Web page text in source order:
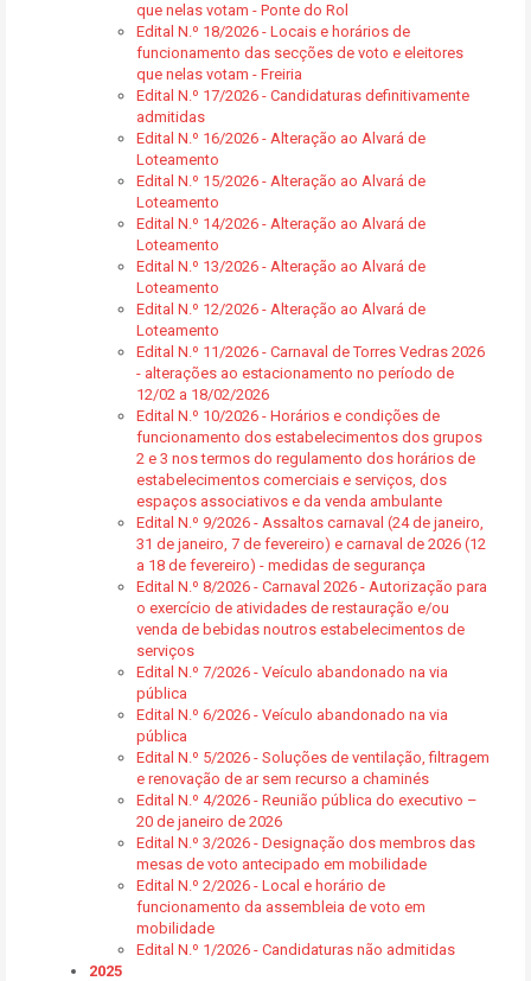
que nelas votam - Ponte do Rol
Edital N.º 18/2026 - Locais e horários de
funcionamento das secções de voto e eleitores
que nelas votam - Freiria
Edital N.º 17/2026 - Candidaturas definitivamente
admitidas
Edital N.º 16/2026 - Alteração ao Alvará de
Loteamento
Edital N.º 15/2026 - Alteração ao Alvará de
Loteamento
Edital N.º 14/2026 - Alteração ao Alvará de
Loteamento
Edital N.º 13/2026 - Alteração ao Alvará de
Loteamento
Edital N.º 12/2026 - Alteração ao Alvará de
Loteamento
Edital N.º 11/2026 - Carnaval de Torres Vedras 2026
- alterações ao estacionamento no período de
12/02 a 18/02/2026
Edital N.º 10/2026 - Horários e condições de
funcionamento dos estabelecimentos dos grupos
2 e 3 nos termos do regulamento dos horários de
estabelecimentos comerciais e serviços, dos
espaços associativos e da venda ambulante
Edital N.º 9/2026 - Assaltos carnaval (24 de janeiro,
31 de janeiro, 7 de fevereiro) e carnaval de 2026 (12
a 18 de fevereiro) - medidas de segurança
Edital N.º 8/2026 - Carnaval 2026 - Autorização para
o exercício de atividades de restauração e/ou
venda de bebidas noutros estabelecimentos de
serviços
Edital N.º 7/2026 - Veículo abandonado na via
pública
Edital N.º 6/2026 - Veículo abandonado na via
pública
Edital N.º 5/2026 - Soluções de ventilação, filtragem
e renovação de ar sem recurso a chaminés
Edital N.º 4/2026 - Reunião pública do executivo –
20 de janeiro de 2026
Edital N.º 3/2026 - Designação dos membros das
mesas de voto antecipado em mobilidade
Edital N.º 2/2026 - Local e horário de
funcionamento da assembleia de voto em
mobilidade
Edital N.º 1/2026 - Candidaturas não admitidas
2025